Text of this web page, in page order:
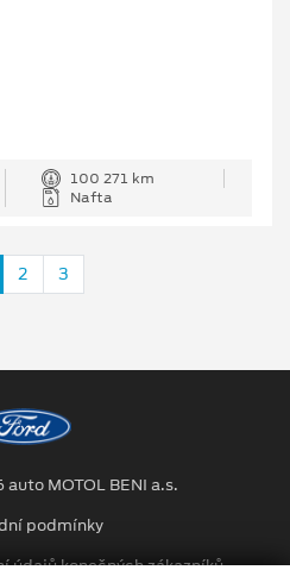
100 271 km
Nafta
2 3
MOTOL BENI a.s.
podmínky